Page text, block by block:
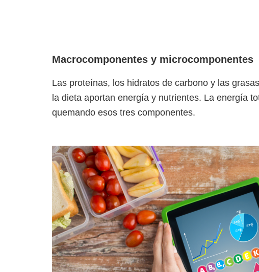
Macrocomponentes y microcomponentes
Las proteínas, los hidratos de carbono y las
la dieta aportan energía y nutrientes. La energía
quemando esos tres componentes.